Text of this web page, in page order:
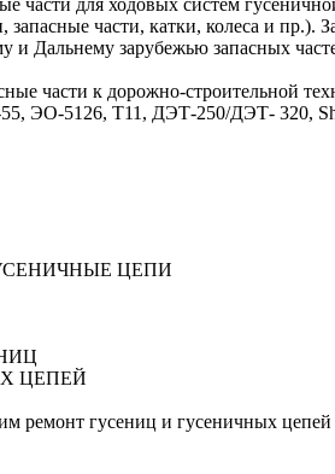
части для ходовых систем
запасные части, катки, колеса и пр.).
и Дальнему зарубежью запасных
части к дорожно-строительной
ЭО-5126, Т11, ДЭТ-250/ДЭТ- 320,
ЦЕПИ
ЦЕПЕЙ
ремонт гусениц и гусеничных